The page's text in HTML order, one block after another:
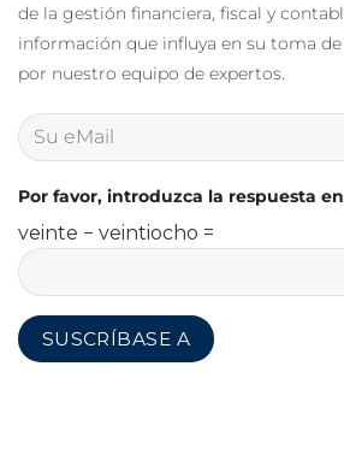
de la gestión financiera, fiscal y
información que influya en su toma de
por nuestro equipo de expertos.
Por favor, introduzca la respuesta
veinte − veintiocho =